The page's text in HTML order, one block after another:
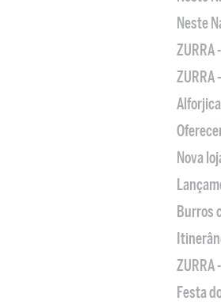
Neste
ZURRA
ZURRA
Nova
Burros
ZURRA
Festa